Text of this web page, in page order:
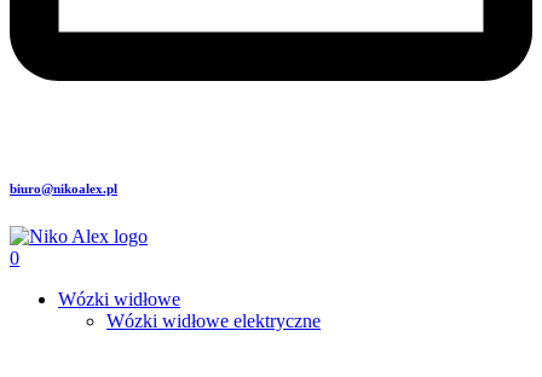
biuro@nikoalex.pl
0
Wózki widłowe
Wózki widłowe elektryczne